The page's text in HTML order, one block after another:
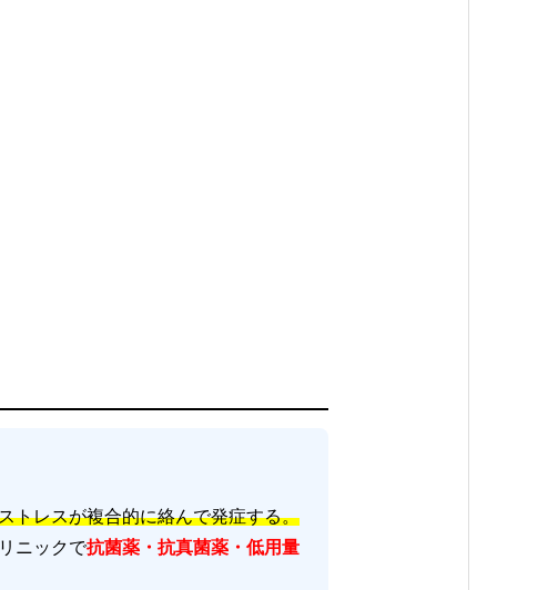
トレスが複合的に絡んで発症する。
ニックで抗菌薬・抗真菌薬・低用量